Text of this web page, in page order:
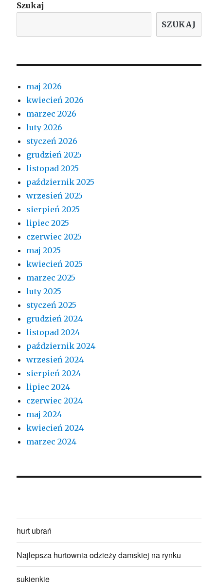
Szukaj
SZUKAJ
maj 2026
kwiecień 2026
marzec 2026
luty 2026
styczeń 2026
grudzień 2025
listopad 2025
październik 2025
wrzesień 2025
sierpień 2025
lipiec 2025
czerwiec 2025
maj 2025
kwiecień 2025
marzec 2025
luty 2025
styczeń 2025
grudzień 2024
listopad 2024
październik 2024
wrzesień 2024
sierpień 2024
lipiec 2024
czerwiec 2024
maj 2024
kwiecień 2024
marzec 2024
hurt ubrań
Najlepsza hurtownia odzieży damskiej na rynku
sukienkie